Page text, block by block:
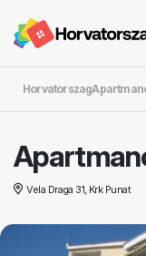
Vela Draga 31, Krk Punat